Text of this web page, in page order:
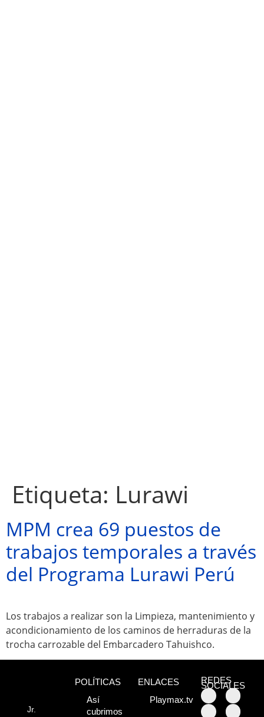
Atractivos
Moyobamba, está
Etiqueta: Lurawi
MPM crea 69 puestos de
trabajos temporales a través
del Programa Lurawi Perú
Los trabajos a realizar son la Limpieza, mantenimiento y
acondicionamiento de los caminos de herraduras de la
trocha carrozable del Embarcadero Tahuishco.
Jr.
POLÍTICAS
Así
cubrimos
ENLACES
Playmax.tv
REDES
SOCIALES